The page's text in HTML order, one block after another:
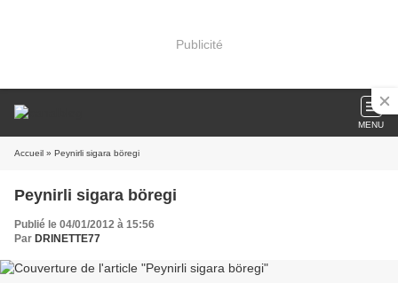
Publicité
MENU
Accueil » Peynirli sigara böregi
Peynirli sigara böregi
Publié le 04/01/2012 à 15:56
Par DRINETTE77